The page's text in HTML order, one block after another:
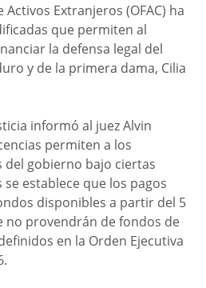
Extranjeros (OFAC) ha
que permiten al
la defensa legal del
y de la primera dama, Cilia
informó al juez Alvin
permiten a los
gobierno bajo ciertas
establece que los pagos
disponibles a partir del 5
no provendrán de fondos de
en la Orden Ejecutiva